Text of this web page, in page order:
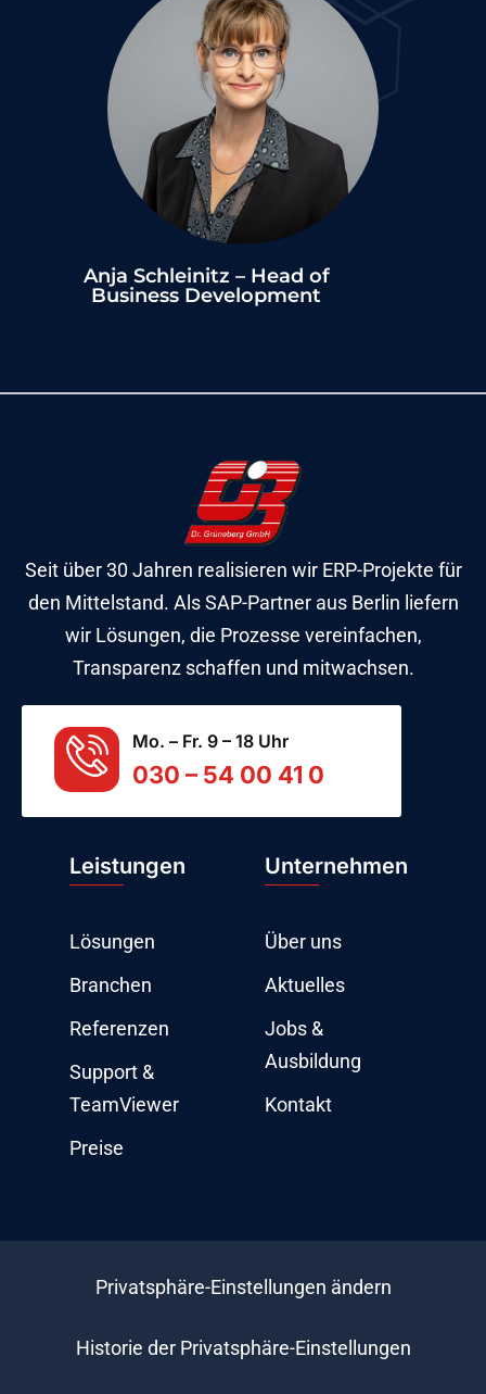
Anja Schleinitz – Head of
Business Development
Seit über 30 Jahren realisieren wir ERP-Projekte für
den Mittelstand. Als SAP-Partner aus Berlin liefern
wir Lösungen, die Prozesse vereinfachen,
Transparenz schaffen und mitwachsen.
Mo. – Fr. 9 – 18 Uhr
030 – 54 00 41 0
Leistungen
Lösungen
Branchen
Referenzen
Support &
TeamViewer
Preise
Unternehmen
Über uns
Aktuelles
Jobs &
Ausbildung
Kontakt
Privatsphäre-Einstellungen ändern
Historie der Privatsphäre-Einstellungen